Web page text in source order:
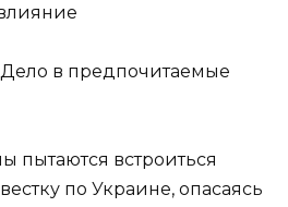
в предпочитаемые
пытаются встроиться
по Украине, опасаясь